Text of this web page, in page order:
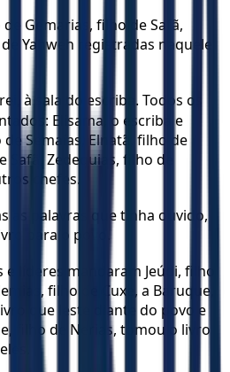
Gemarias, filho de Safã,
Yahweh registradas naquele
à sala do escriba. Todos os
Elisama, o escriba e
Semaías, Elnatã, filho de
Safã, Zedequias, filho de
chefes.
as palavras que tinha ouvido,
para o povo.
líderes mandaram Jeúdi, filho
filho de Cuxe, a Baruque,
que leste diante do povo e
filho de Nerias, tomou o livro